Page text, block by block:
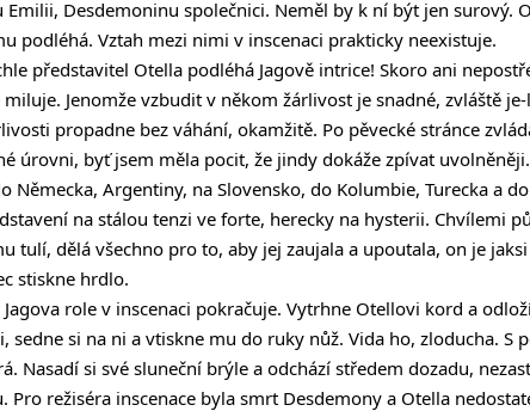
Emilii, Desdemoninu společnici. Neměl by k ní být jen surový.
podléhá. Vztah mezi nimi v inscenaci prakticky neexistuje.
představitel Otella podléhá Jagově intrice! Skoro ani
miluje. Jenomže vzbudit v někom žárlivost je snadné, zvláště
propadne bez váhání, okamžitě. Po pěvecké stránce
úrovni, byť jsem měla pocit, že jindy dokáže zpívat
Německa, Argentiny, na Slovensko, do Kolumbie, Turecka a
na stálou tenzi ve forte, herecky na hysterii. Chvílemi
tulí, dělá všechno pro to, aby jej zaujala a upoutala, on je
stiskne hrdlo.
role v inscenaci pokračuje. Vytrhne Otellovi kord a
sedne si na ni a vtiskne mu do ruky nůž. Vida ho, zloducha. S
Nasadí si své sluneční brýle a odchází středem dozadu,
Pro režiséra inscenace byla smrt Desdemony a Otella